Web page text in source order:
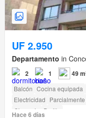
UF 2.950
Departamento in
2 1 49
Balcón Cocina equipada
Electricidad
Gimnasio
Parilla
Hace 6 días